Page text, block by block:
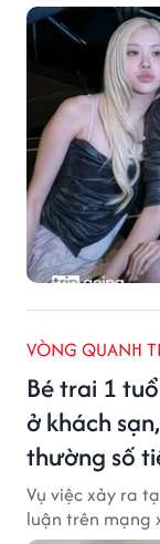
VÒNG QUANH
Bé trai 1
ở khách
thường số
Vụ việc xảy ra
luận trên mạng